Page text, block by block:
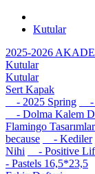
Kutular
2025-2026
Kutular
Kutular
Sert Kapak
- 2025 Spring
-
- Dolma Kalem
Flamingo
because
- Kediler
Nihi
- Positive
- Pastels 16,5*23,5